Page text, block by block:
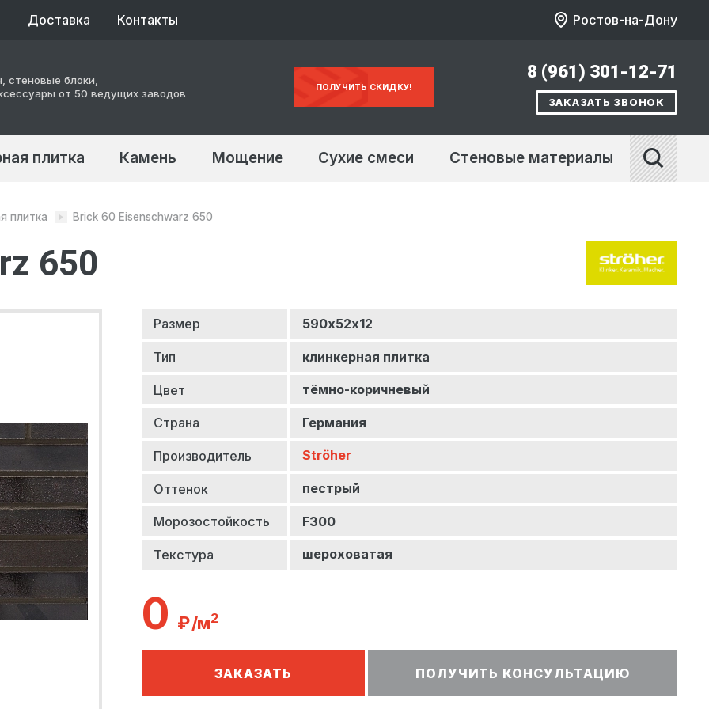
Доставка Контакты Ростов-на-Дону
стеновые блоки,
от 50 ведущих заводов
ПОЛУЧИТЬ СКИДКУ!
8 (961) 301-12-71
ЗАКАЗАТЬ ЗВОНОК
плитка Камень Мощение Сухие смеси Стеновые материалы
плитка Brick 60 Eisenschwarz 650
650
0 ₽ /м2
ЗАКАЗАТЬ ПОЛУЧИТЬ КОНСУЛЬТАЦИЮ
Размер 590х52х12
Тип клинкерная плитка
Цвет тёмно-коричневый
Страна Германия
Производитель Ströher
Оттенок пестрый
Морозостойкость F300
Текстура шероховатая
звонок
перезвоним вам в ближайшее время!
стоимость
перезвоним вам в ближайшее время!
консультацию
перезвоним вам в ближайшее время!